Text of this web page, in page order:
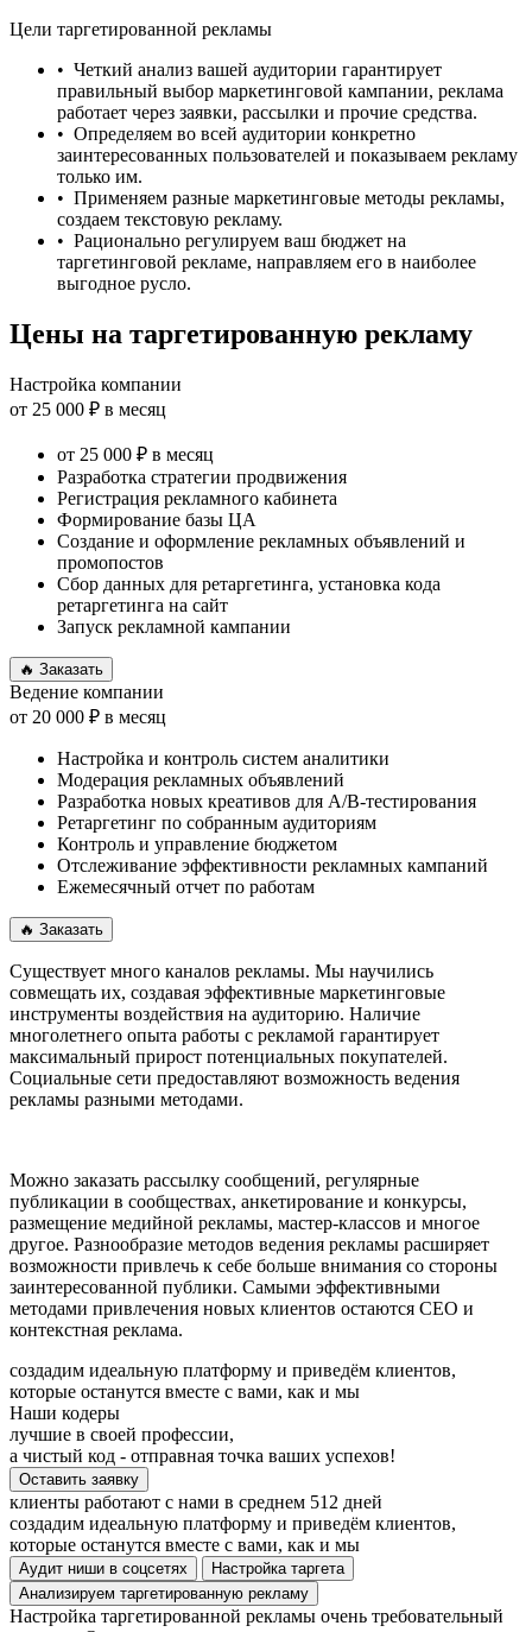
Цели таргетированной рекламы
• Четкий анализ вашей аудитории гарантирует
правильный выбор маркетинговой кампании, реклама
работает через заявки, рассылки и прочие средства.
• Определяем во всей аудитории конкретно
заинтересованных пользователей и показываем рекламу
только им.
• Применяем разные маркетинговые методы рекламы,
создаем текстовую рекламу.
• Рационально регулируем ваш бюджет на
таргетинговой рекламе, направляем его в наиболее
выгодное русло.
Цены на таргетированную рекламу
Настройка компании
от 25 000 ₽ в месяц
от 25 000 ₽ в месяц
Разработка стратегии продвижения
Регистрация рекламного кабинета
Формирование базы ЦА
Создание и оформление рекламных объявлений и
промопостов
Сбор данных для ретаргетинга, установка кода
ретаргетинга на сайт
Запуск рекламной кампании
🔥 Заказать
Ведение компании
от 20 000 ₽ в месяц
Настройка и контроль систем аналитики
Модерация рекламных объявлений
Разработка новых креативов для A/B-тестирования
Ретаргетинг по собранным аудиториям
Контроль и управление бюджетом
Отслеживание эффективности рекламных кампаний
Ежемесячный отчет по работам
🔥 Заказать
Существует много каналов рекламы. Мы научились
совмещать их, создавая эффективные маркетинговые
инструменты воздействия на аудиторию. Наличие
многолетнего опыта работы с рекламой гарантирует
максимальный прирост потенциальных покупателей.
Социальные сети предоставляют возможность ведения
рекламы разными методами.
Можно заказать рассылку сообщений, регулярные
публикации в сообществах, анкетирование и конкурсы,
размещение медийной рекламы, мастер-классов и многое
другое. Разнообразие методов ведения рекламы расширяет
возможности привлечь к себе больше внимания со стороны
заинтересованной публики. Самыми эффективными
методами привлечения новых клиентов остаются СЕО и
контекстная реклама.
создадим идеальную платформу и приведём клиентов,
которые останутся вместе с вами, как и мы
Наши кодеры
лучшие в своей профессии,
а чистый код - отправная точка ваших успехов!
Оставить заявку
клиенты работают с нами в среднем 512 дней
создадим идеальную платформу и приведём клиентов,
которые останутся вместе с вами, как и мы
Аудит ниши в соцсетях
Настройка таргета
Анализируем таргетированную рекламу
Настройка таргетированной рекламы очень требовательный